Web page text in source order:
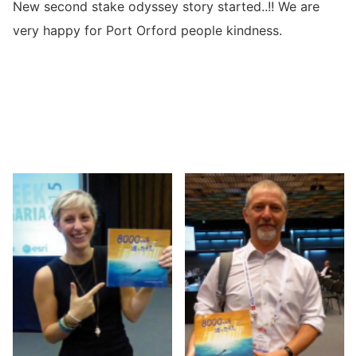
New second stake odyssey story started..!! We are
very happy for Port Orford people kindness.